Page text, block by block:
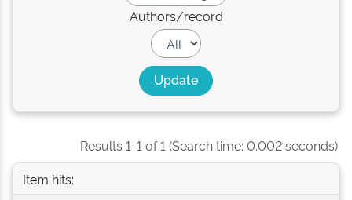
Authors/record
Results 1-1 of 1 (Search time: 0.002 seconds).
Item hits: